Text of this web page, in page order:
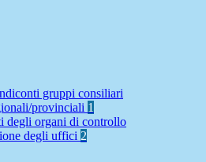
gruppi consiliari
provinciali 1
degli organi di controllo
degli uffici 2